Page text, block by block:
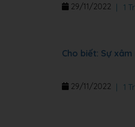
29/11/2022 1
Cho biết: Sự
29/11/2022 1